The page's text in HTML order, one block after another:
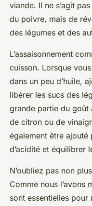
viande. Il ne s’agit
du poivre, mais de
des légumes et des
L’assaisonnement
cuisson. Lorsque
dans un peu d’huile,
libérer les sucs des
grande partie du goût
de citron ou de
également être
d’acidité et équilibrer
N’oubliez pas non
Comme nous l’avons
sont essentielles